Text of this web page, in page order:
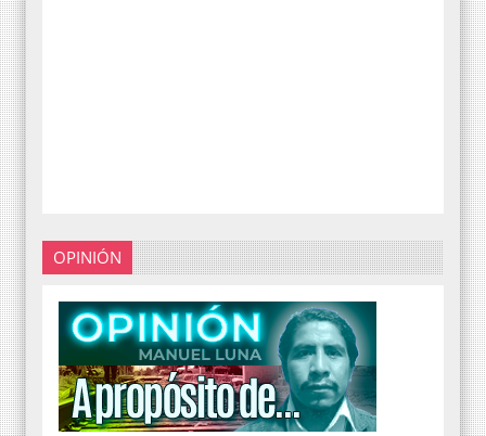
OPINIÓN